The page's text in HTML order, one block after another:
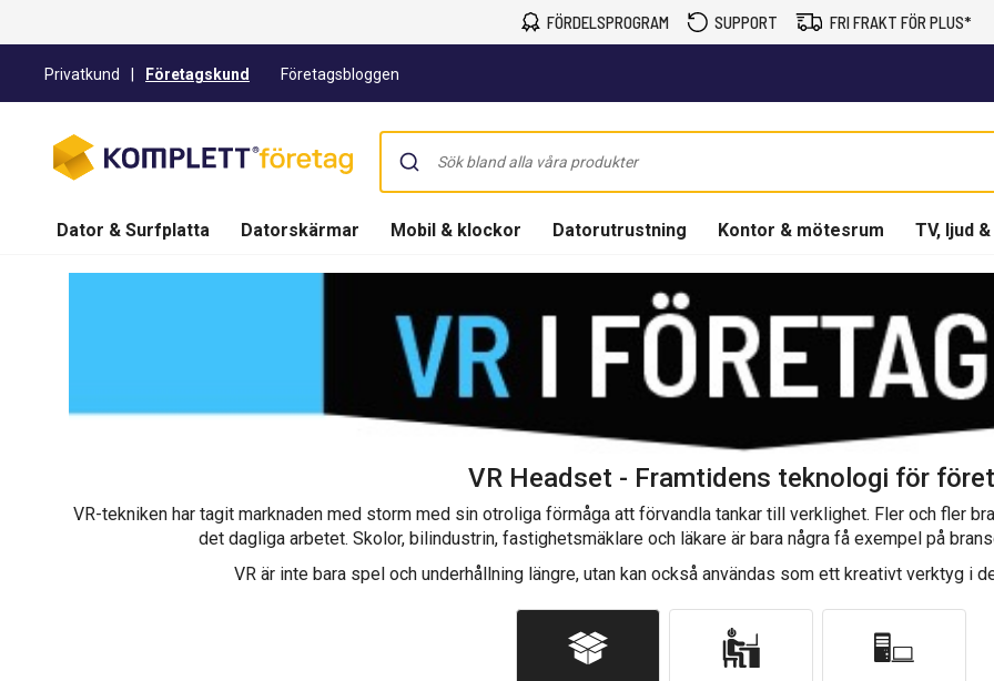
FÖRDELSPROGRAM SUPPORT FRI FRAKT FÖR PLUS*
Privatkund Företagskund Företagsbloggen
Dator & Surfplatta Datorskärmar Mobil & klockor Datorutrustning Kontor & mötesrum TV, ljud
VR Headset - Framtidens teknologi för
VR-tekniken har tagit marknaden med storm med sin otroliga förmåga att förvandla tankar till verklighet. Fler och fler
det dagliga arbetet. Skolor, bilindustrin, fastighetsmäklare och läkare är bara några få exempel på
VR är inte bara spel och underhållning längre, utan kan också användas som ett kreativt verktyg i